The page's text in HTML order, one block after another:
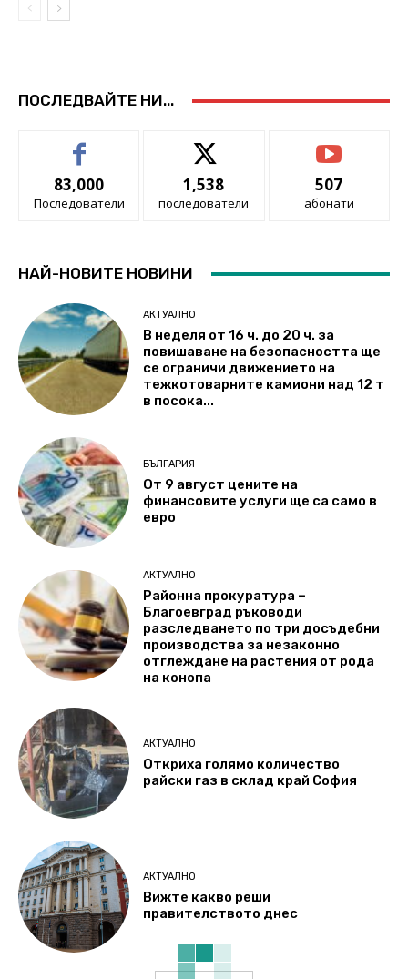
ПОСЛЕДВАЙТЕ НИ...
83,000
Последователи
1,538
последователи
507
абонати
НАЙ-НОВИТЕ НОВИНИ
АКТУАЛНО
В неделя от 16 ч. до 20 ч. за
повишаване на безопасността ще
се ограничи движението на
тежкотоварните камиони над 12 т
в посока...
БЪЛГАРИЯ
От 9 август цените на
финансовите услуги ще са само в
евро
АКТУАЛНО
Районна прокуратура –
Благоевград ръководи
разследването по три досъдебни
производства за незаконно
отглеждане на растения от рода
на конопа
АКТУАЛНО
Откриха голямо количество
райски газ в склад край София
АКТУАЛНО
Вижте какво реши
правителството днес